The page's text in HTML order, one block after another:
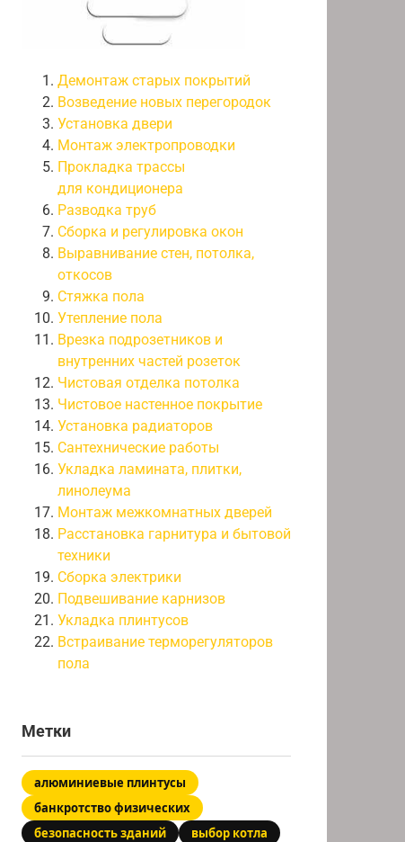
Демонтаж старых покрытий
Возведение новых перегородок
Установка двери
Монтаж электропроводки
Прокладка трассы
для кондиционера
Разводка труб
Сборка и регулировка окон
Выравнивание стен, потолка,
откосов
Стяжка пола
Утепление пола
Врезка подрозетников и
внутренних частей розеток
Чистовая отделка потолка
Чистовое настенное покрытие
Установка радиаторов
Сантехнические работы
Укладка ламината, плитки,
линолеума
Монтаж межкомнатных дверей
Расстановка гарнитура и бытовой
техники
Сборка электрики
Подвешивание карнизов
Укладка плинтусов
Встраивание терморегуляторов
пола
Метки
алюминиевые плинтусы
банкротство физических
безопасность зданий
выбор котла